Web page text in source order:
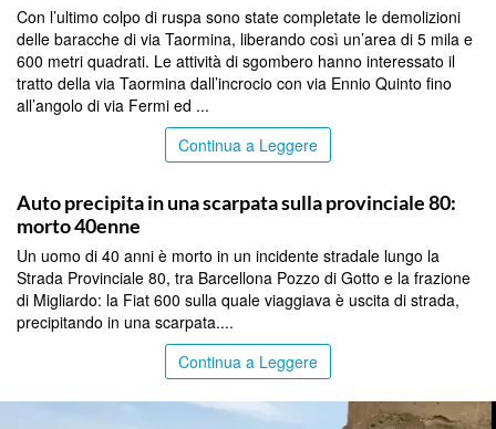
Con l’ultimo colpo di ruspa sono state completate le demolizioni
delle baracche di via Taormina, liberando così un’area di 5 mila e
600 metri quadrati. Le attività di sgombero hanno interessato il
tratto della via Taormina dall’incrocio con via Ennio Quinto fino
all’angolo di via Fermi ed ...
Continua a Leggere
Auto precipita in una scarpata sulla provinciale 80:
morto 40enne
Un uomo di 40 anni è morto in un incidente stradale lungo la
Strada Provinciale 80, tra Barcellona Pozzo di Gotto e la frazione
di Migliardo: la Fiat 600 sulla quale viaggiava è uscita di strada,
precipitando in una scarpata....
Continua a Leggere